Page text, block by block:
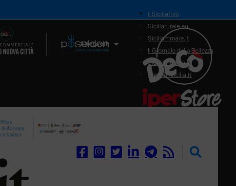
Il Network
il SiciliaTivù
Siciliarurale.eu
Siciliammare.it
Il Giornale della Bellezza
Siciliamedica.it
Sanitainsicilia.it